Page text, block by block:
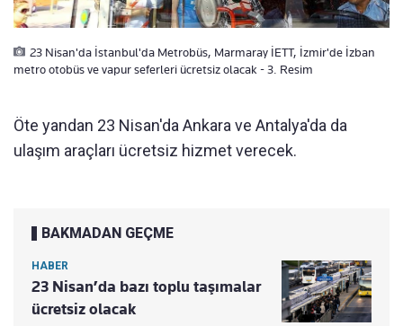
23 Nisan'da İstanbul'da Metrobüs, Marmaray İETT, İzmir'de İzban
metro otobüs ve vapur seferleri ücretsiz olacak - 3. Resim
Öte yandan 23 Nisan'da Ankara ve Antalya'da da
ulaşım araçları ücretsiz hizmet verecek.
BAKMADAN GEÇME
HABER
23 Nisan’da bazı toplu taşımalar
ücretsiz olacak